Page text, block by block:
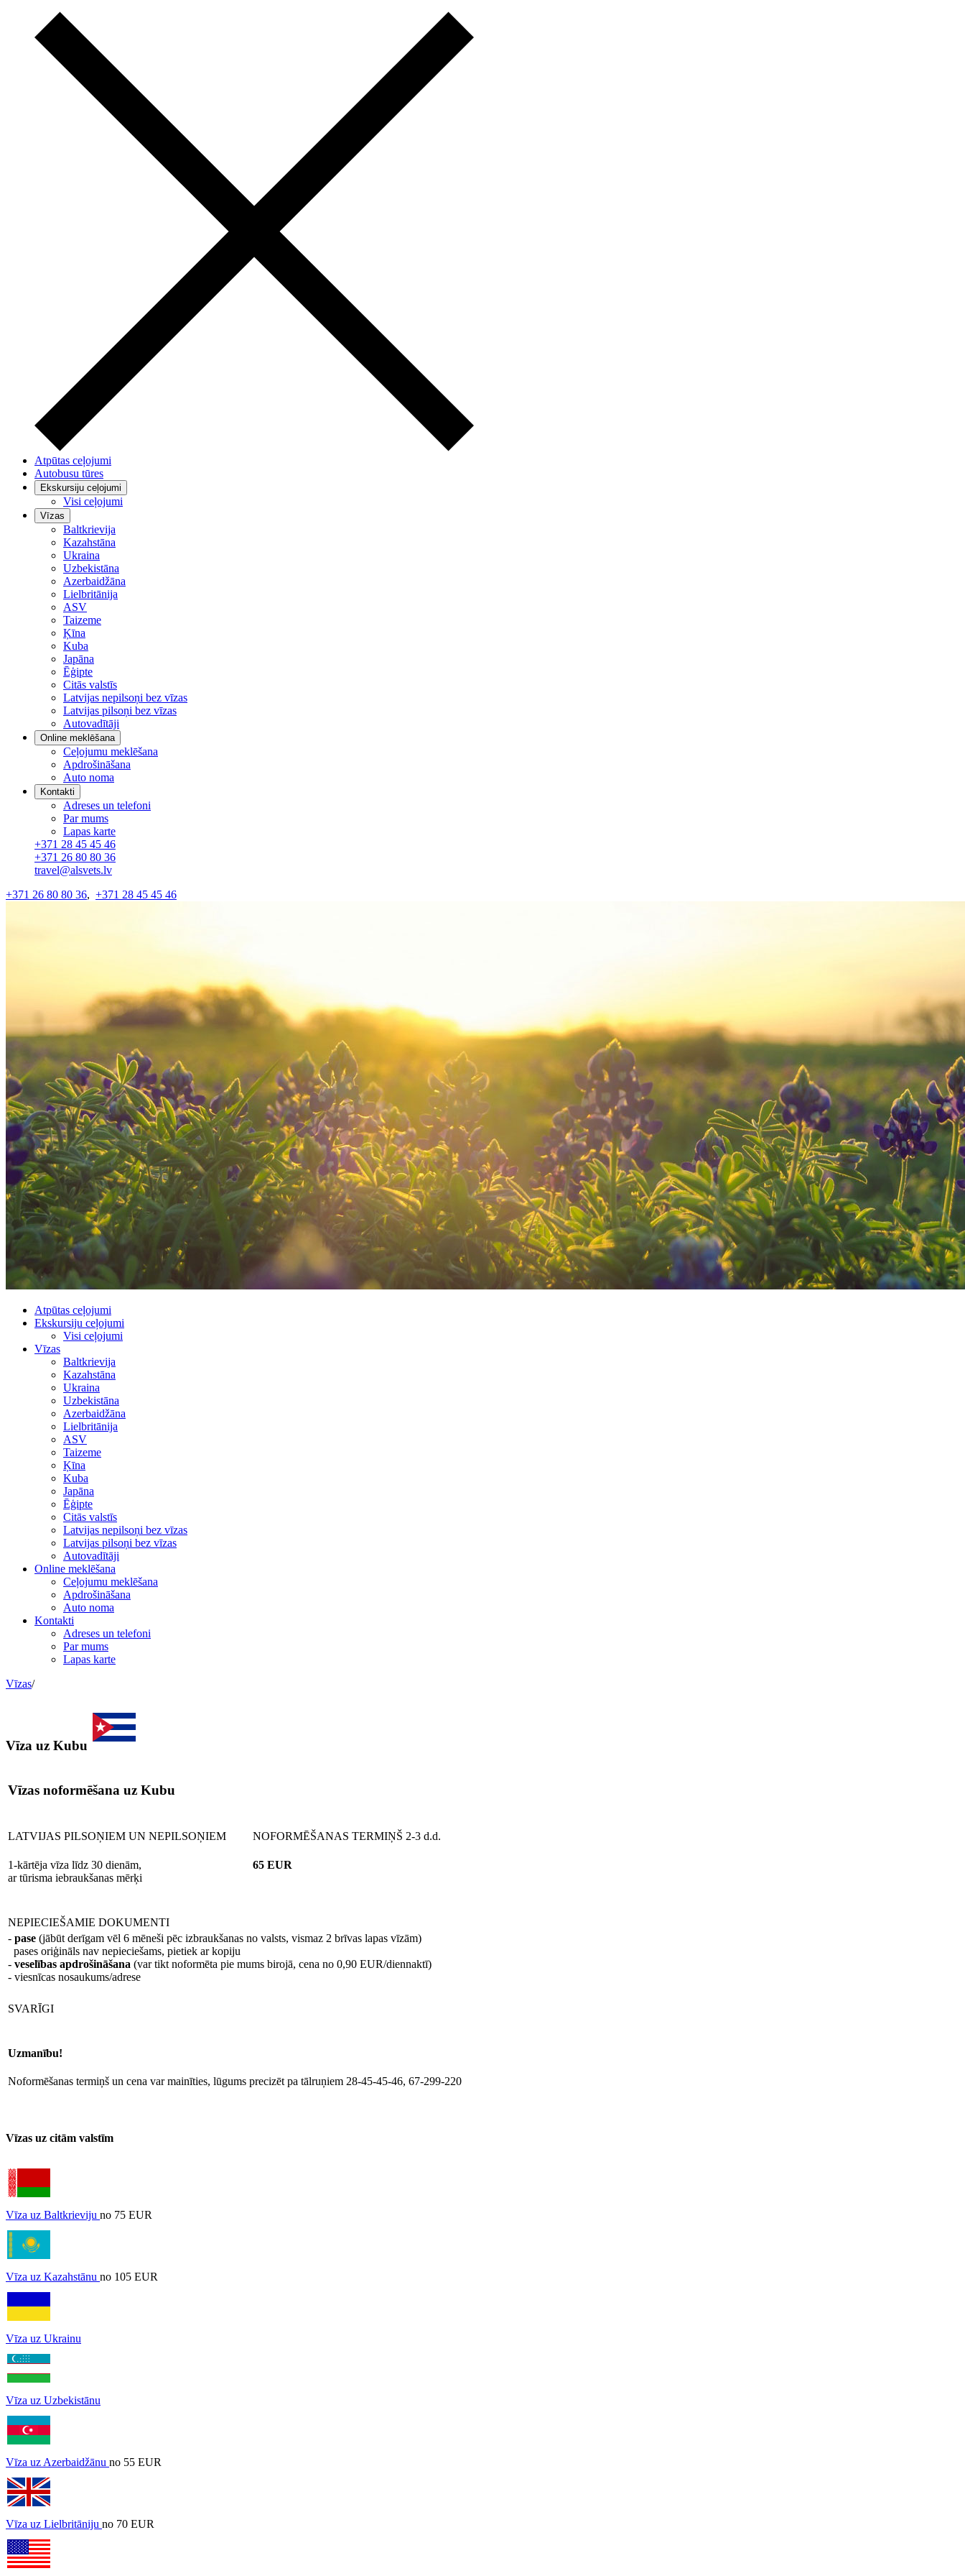
Atpūtas ceļojumi
Autobusu tūres
Ekskursiju ceļojumi
Visi ceļojumi
Vīzas
Baltkrievija
Kazahstāna
Ukraina
Uzbekistāna
Azerbaidžāna
Lielbritānija
ASV
Taizeme
Ķīna
Kuba
Japāna
Ēģipte
Citās valstīs
Latvijas nepilsoņi bez vīzas
Latvijas pilsoņi bez vīzas
Autovadītāji
Online meklēšana
Ceļojumu meklēšana
Apdrošināšana
Auto noma
Kontakti
Adreses un telefoni
Par mums
Lapas karte
+371 28 45 45 46
+371 26 80 80 36
travel@alsvets.lv
+371 26 80 80 36, +371 28 45 45 46
Atpūtas ceļojumi
Ekskursiju ceļojumi
Visi ceļojumi
Vīzas
Baltkrievija
Kazahstāna
Ukraina
Uzbekistāna
Azerbaidžāna
Lielbritānija
ASV
Taizeme
Ķīna
Kuba
Japāna
Ēģipte
Citās valstīs
Latvijas nepilsoņi bez vīzas
Latvijas pilsoņi bez vīzas
Autovadītāji
Online meklēšana
Ceļojumu meklēšana
Apdrošināšana
Auto noma
Kontakti
Adreses un telefoni
Par mums
Lapas karte
Vīzas/
Vīza uz Kubu
Vīzas noformēšana uz Kubu
LATVIJAS PILSOŅIEM UN NEPILSOŅIEM NOFORMĒŠANAS TERMIŅŠ 2-3 d.d.
1-kārtēja vīza līdz 30 dienām,
ar tūrisma iebraukšanas mērķi
65 EUR
NEPIECIEŠAMIE DOKUMENTI
- pase (jābūt derīgam vēl 6 mēneši pēc izbraukšanas no valsts, vismaz 2 brīvas lapas vīzām)
pases oriģināls nav nepieciešams, pietiek ar kopiju
- veselības apdrošināšana (var tikt noformēta pie mums birojā, cena no 0,90 EUR/diennaktī)
- viesnīcas nosaukums/adrese
SVARĪGI
Uzmanību!
Noformēšanas termiņš un cena var mainīties, lūgums precizēt pa tālruņiem 28-45-45-46, 67-299-220
Vīzas uz citām valstīm
Vīza uz Baltkrieviju no 75 EUR
Vīza uz Kazahstānu no 105 EUR
Vīza uz Ukrainu
Vīza uz Uzbekistānu
Vīza uz Azerbaidžānu no 55 EUR
Vīza uz Lielbritāniju no 70 EUR